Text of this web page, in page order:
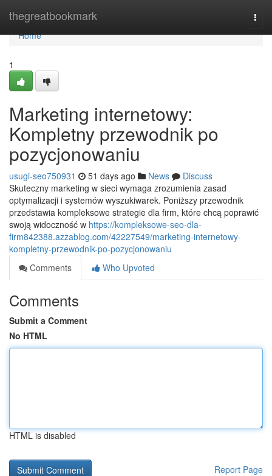
thegreatbookmark
Home
Home
1
Marketing internetowy:
Kompletny przewodnik po
pozycjonowaniu
usugi-seo750931 51 days ago News
Discuss
Skuteczny marketing w sieci wymaga zrozumienia zasad
optymalizacji i systemów wyszukiwarek. Poniższy przewodnik
przedstawia kompleksowe strategie dla firm, które chcą poprawić
swoją widoczność w https://kompleksowe-seo-dla-
firm842388.azzablog.com/42227549/marketing-internetowy-
kompletny-przewodnik-po-pozycjonowaniu
Comments
Who Upvoted
Comments
Submit a Comment
No HTML
HTML is disabled
Report Page